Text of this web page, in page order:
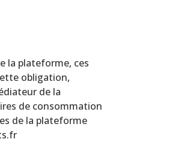
la plateforme, ces
obligation,
de la
de consommation
de la plateforme